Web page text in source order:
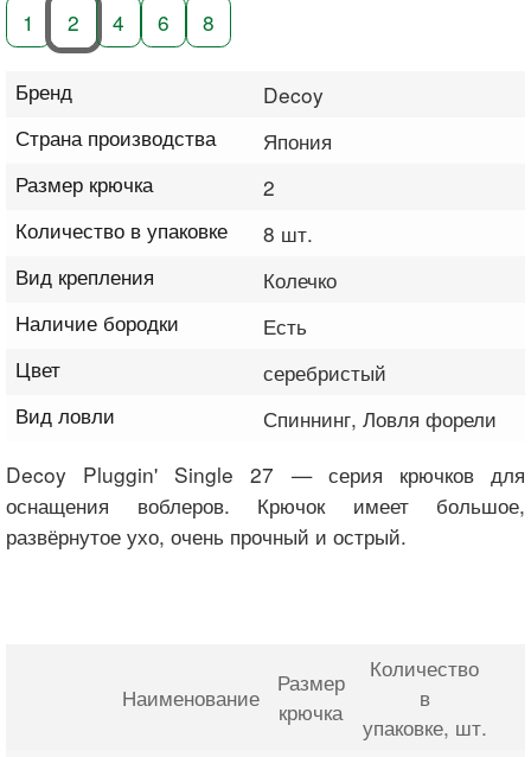
1 2 4 6 8
Бренд
Decoy
Страна производства
Япония
Размер крючка
2
Количество в упаковке
8 шт.
Вид крепления
Колечко
Наличие бородки
Есть
Цвет
серебристый
Вид ловли
Спиннинг, Ловля форели
Decoy Pluggin' Single 27 — серия крючков для
оснащения воблеров. Крючок имеет большое,
развёрнутое ухо, очень прочный и острый.
Наименование
Размер
крючка
Количество
в
упаковке, шт.